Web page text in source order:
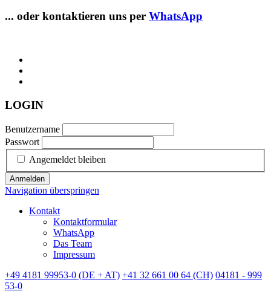
... oder kontaktieren uns per WhatsApp
LOGIN
Benutzername
Passwort
Angemeldet bleiben
Anmelden
Navigation überspringen
Kontakt
Kontaktformular
WhatsApp
Das Team
Impressum
+49 4181 99953-0 (DE + AT) +41 32 661 00 64 (CH) 04181 - 999
53-0